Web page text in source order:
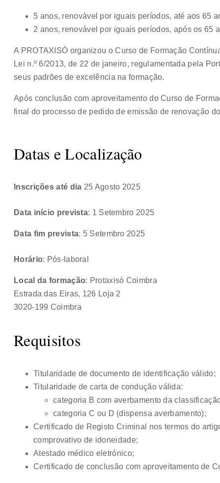
5 anos, renovável por iguais períodos, até aos 65
2 anos, renovável por iguais períodos, após os 65
A PROTAXISÓ organizou o Curso de Formação
Lei n.º 6/2013, de 22 de janeiro, regulamentada pela
seus padrões de excelência na formação.
Após conclusão com aproveitamento do Curso de
final do processo de pedido de emissão de renovação
Datas e Localização
Inscrições até dia 25 Agosto 2025
Data início prevista: 1 Setembro 2025
Data fim prevista: 5 Setembro 2025
Horário: Pós-laboral
Local da formação: Protaxisó Coimbra
Estrada das Eiras, 126 Loja 2
3020-199 Coimbra
Requisitos
Titularidade de documento de identificação válido;
Titularidade de carta de condução válida:
categoria B com averbamento da
categoria C ou D (dispensa averbamento);
Certificado de Registo Criminal nos termos do
comprovativo de idoneidade;
Atestado médico eletrónico;
Certificado de conclusão com aproveitamento de